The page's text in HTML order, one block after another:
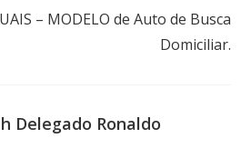
– MODELO de Auto de Busca
Domiciliar.
Delegado Ronaldo